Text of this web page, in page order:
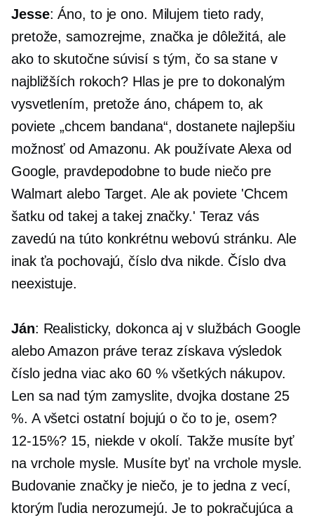
Jesse: Áno, to je ono. Milujem tieto rady,
pretože, samozrejme, značka je dôležitá, ale
ako to skutočne súvisí s tým, čo sa stane v
najbližších rokoch? Hlas je pre to dokonalým
vysvetlením, pretože áno, chápem to, ak
poviete „chcem bandana“, dostanete najlepšiu
možnosť od Amazonu. Ak používate Alexa od
Google, pravdepodobne to bude niečo pre
Walmart alebo Target. Ale ak poviete 'Chcem
šatku od takej a takej značky.' Teraz vás
zavedú na túto konkrétnu webovú stránku. Ale
inak ťa pochovajú, číslo dva nikde. Číslo dva
neexistuje.
Ján: Realisticky, dokonca aj v službách Google
alebo Amazon práve teraz získava výsledok
číslo jedna viac ako 60 % všetkých nákupov.
Len sa nad tým zamyslite, dvojka dostane 25
%. A všetci ostatní bojujú o čo to je, osem?
12-15%? 15, niekde v okolí. Takže musíte byť
na vrchole mysle. Musíte byť na vrchole mysle.
Budovanie značky je niečo, je to jedna z vecí,
ktorým ľudia nerozumejú. Je to pokračujúca a